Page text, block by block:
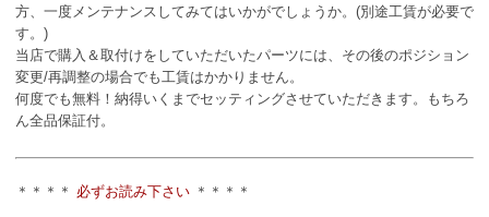
方、一度メンテナンスしてみてはいかがでしょうか。(別途工賃が必要で
す。)
当店で購入＆取付けをしていただいたパーツには、その後のポジション
変更/再調整の場合でも工賃はかかりません。
何度でも無料！納得いくまでセッティングさせていただきます。もちろ
ん全品保証付。
＊＊＊＊ 必ずお読み下さい ＊＊＊＊